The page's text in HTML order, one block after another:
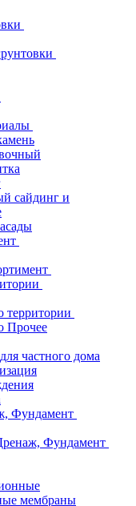
сайдинг и
территории
Прочее
частного дома
Фундамент
Фундамент
мембраны